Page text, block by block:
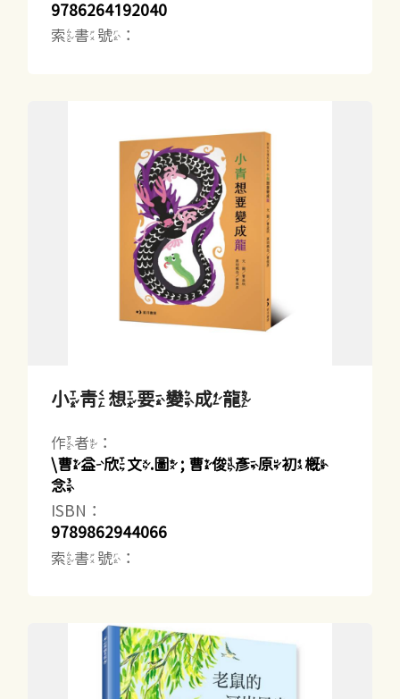
9786264192040
索書號：
小青想要變成龍
作者：
\曹益欣文.圖 ; 曹俊彥原初概
念
ISBN：
9789862944066
索書號：